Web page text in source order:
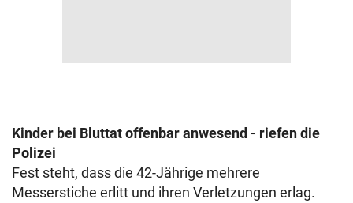
Kinder bei Bluttat offenbar anwesend - riefen die
Polizei
Fest steht, dass die 42-Jährige mehrere
Messerstiche erlitt und ihren Verletzungen erlag.